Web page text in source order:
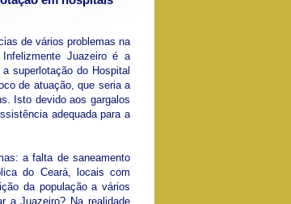
de vários problemas na
Juazeiro é a
superlotação do Hospital
de atuação, que seria a
Isto devido aos gargalos
adequada para a
a falta de saneamento
do Ceará, locais com
da população a vários
a Juazeiro? Na realidade